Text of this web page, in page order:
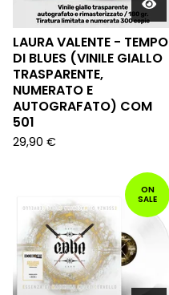
LAURA VALENTE - TEMPO
DI BLUES (VINILE GIALLO
TRASPARENTE,
NUMERATO E
AUTOGRAFATO) COM
501
29,90 €
ON
SALE